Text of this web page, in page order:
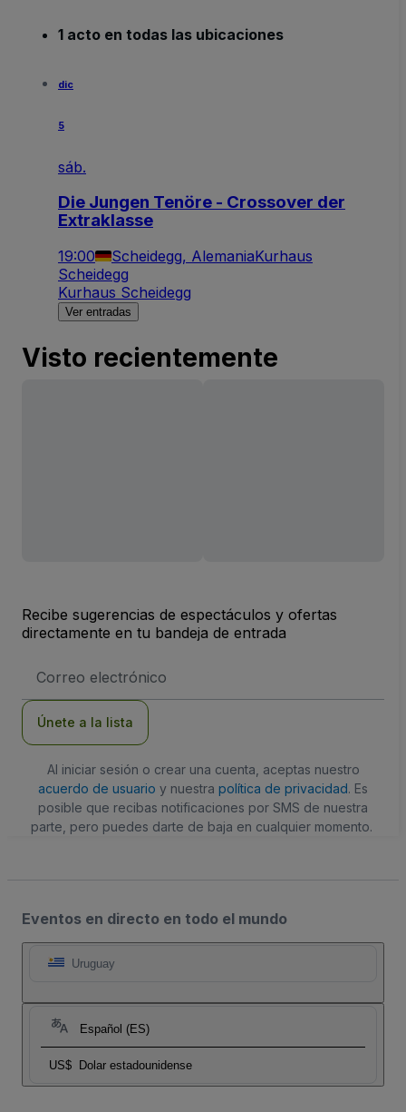
1 acto en todas las ubicaciones
dic
5
sáb.
Die Jungen Tenöre - Crossover der
Extraklasse
19:00 Scheidegg, AlemaniaKurhaus
Scheidegg
Kurhaus Scheidegg
Ver entradas
Visto recientemente
Recibe sugerencias de espectáculos y ofertas
directamente en tu bandeja de entrada
de
Únete a la lista
Al iniciar sesión o crear una cuenta, aceptas nuestro
acuerdo de usuario y nuestra política de privacidad. Es
posible que recibas notificaciones por SMS de nuestra
parte, pero puedes darte de baja en cualquier momento.
Eventos en directo en todo el mundo
Uruguay
Español (ES)
US$ Dolar estadounidense